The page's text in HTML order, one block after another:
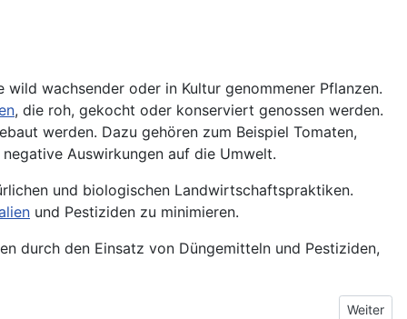
wachsender oder in Kultur genommener Pflanzen.
, die roh, gekocht oder konserviert genossen werden.
werden. Dazu gehören zum Beispiel Tomaten,
Auswirkungen auf die Umwelt.
und biologischen Landwirtschaftspraktiken.
und Pestiziden zu minimieren.
durch den Einsatz von Düngemitteln und Pestiziden,
Nächster
Weiter